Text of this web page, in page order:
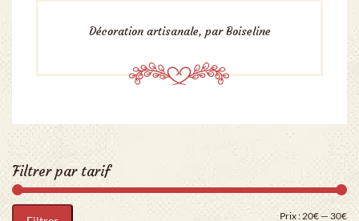
Décoration artisanale, par Boiseline
Filtrer par tarif
Prix :20€—30€